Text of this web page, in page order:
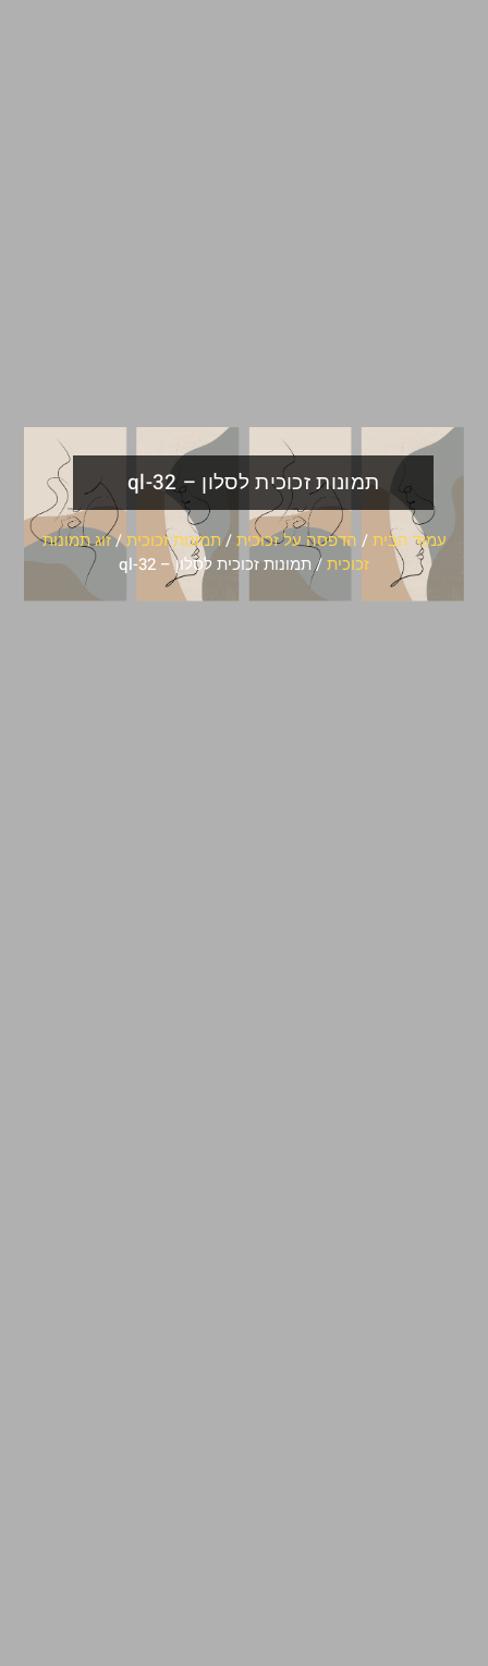
תמונות זכוכית לסלון – ql-32
עמוד הבית/ הדפסה על זכוכית/תמונות זכוכית/זוג תמונות
זכוכית/ תמונות זכוכית לסלון – ql-32